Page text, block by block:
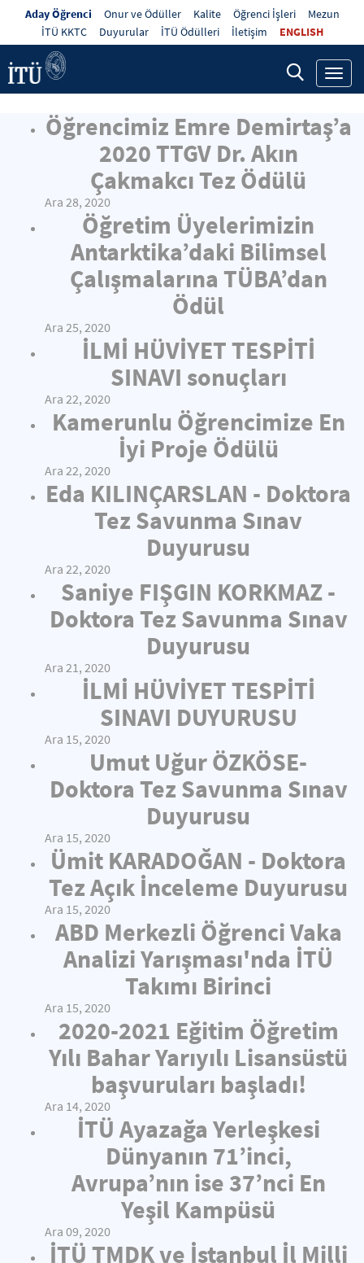
Aday Öğrenci Onur ve Ödüller Kalite Öğrenci İşleri
Mezun
İTÜ KKTC
Duyurular İTÜ Ödülleri İletişim ENGLISH
Öğrencimiz Emre Demirtaş’a
2020 TTGV Dr. Akın
Çakmakcı Tez Ödülü
Ara 28, 2020
Öğretim Üyelerimizin
Antarktika’daki Bilimsel
Çalışmalarına TÜBA’dan
Ödül
Ara 25, 2020
İLMİ HÜVİYET TESPİTİ
SINAVI sonuçları
Ara 22, 2020
Kamerunlu Öğrencimize En
İyi Proje Ödülü
Ara 22, 2020
Eda KILINÇARSLAN - Doktora
Tez Savunma Sınav
Duyurusu
Ara 22, 2020
Saniye FIŞGIN KORKMAZ -
Doktora Tez Savunma Sınav
Duyurusu
Ara 21, 2020
İLMİ HÜVİYET TESPİTİ
SINAVI DUYURUSU
Ara 15, 2020
Umut Uğur ÖZKÖSE-
Doktora Tez Savunma Sınav
Duyurusu
Ara 15, 2020
Ümit KARADOĞAN - Doktora
Tez Açık İnceleme Duyurusu
Ara 15, 2020
ABD Merkezli Öğrenci Vaka
Analizi Yarışması'nda İTÜ
Takımı Birinci
Ara 15, 2020
2020-2021 Eğitim Öğretim
Yılı Bahar Yarıyılı Lisansüstü
başvuruları başladı!
Ara 14, 2020
İTÜ Ayazağa Yerleşkesi
Dünyanın 71’inci,
Avrupa’nın ise 37’nci En
Yeşil Kampüsü
Ara 09, 2020
İTÜ TMDK ve İstanbul İl Milli